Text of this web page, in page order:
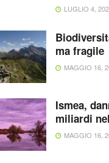
LUGLIO 4,
ma fragile
MAGGIO 16,
Ismea,
miliardi
MAGGIO 16,